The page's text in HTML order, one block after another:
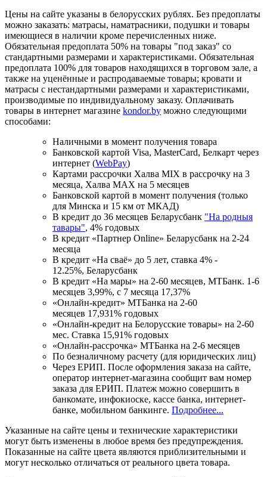
Цены на сайте указаны в белорусских рублях. Без предоплаты
можно заказать: матрасы, наматрасники, подушки и товары
имеющиеся в наличии кроме перечисленных ниже.
Обязательная предоплата 50% на товары "под заказ" со
стандартными размерами и характеристиками. Обязательная
предоплата 100% для товаров находящихся в торговом зале, а
также на уценённые и распродаваемые товары; кровати и
матрасы с нестандартными размерами и характеристиками,
производимые по индивидуальному заказу. Оплачивать
товары в интернет магазине kondor.by можно следующими
способами:
Наличными в момент получения товара
Банковской картой Visa, MasterCard, Белкарт через
интернет (WebPay)
Картами рассрочки Халва MIX в рассрочку на 3
месяца, Халва MАХ на 5 месяцев
Банковской картой в момент получения (только
для Минска и 15 км от МКАД)
В кредит до 36 месяцев Беларусбанк "На родныя
тавары", 4% годовых
В кредит «Партнер Online» Беларусбанк на 2-24
месяца
В кредит «На сваё» до 5 лет, ставка 4% -
12.25%, Беларусбанк
В кредит «На мары» на 2-60 месяцев, МТБанк. 1-6
месяцев 3,99%, с 7 месяца 17,37%
«Онлайн-кредит» МТБанка на 2-60
месяцев 17,931% годовых
«Онлайн-кредит на Белорусские товары» на 2-60
мес. Ставка 15,91% годовых
«Онлайн-рассрочка» МТБанка на 2-6 месяцев
По безналичному расчету (для юридических лиц)
Через ЕРИП. После оформления заказа на сайте,
оператор интернет-магазина сообщит вам номер
заказа для ЕРИП. Платеж можно совершить в
банкомате, инфокиоске, кассе банка, интернет-
банке, мобильном банкинге. Подробнее...
Указанные на сайте цены и технические характеристики
могут быть изменены в любое время без предупреждения.
Показанные на сайте цвета являются приблизительными и
могут несколько отличаться от реального цвета товара.